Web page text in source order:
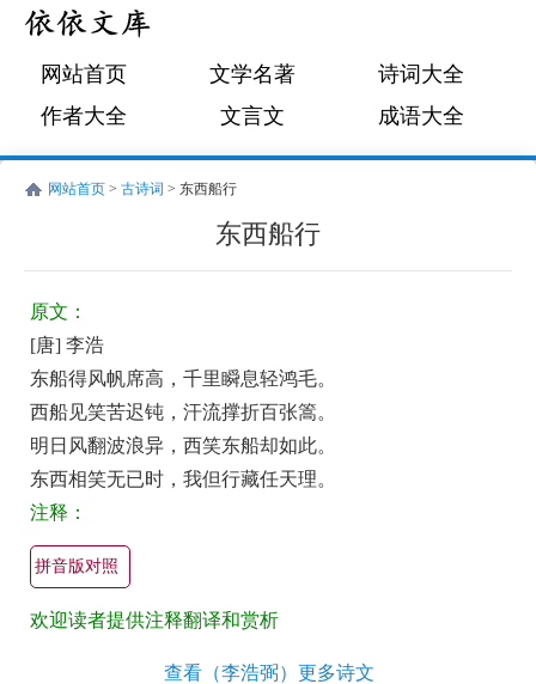
网站首页 文学名著
诗词大全
作者大全
文言文 成语大全
网站首页 > 古诗词 > 东西船行
东西船行
唐
李
浩
古
诗
词:
东
西
船
行
原
文
翻
译
原文：
[唐] 李浩
东船得风帆席高，千里瞬息轻鸿毛。
西船见笑苦迟钝，汗流撑折百张篙。
明日风翻波浪异，西笑东船却如此。
东西相笑无已时，我但行藏任天理。
注释：
拼音版对照
欢迎读者提供注释翻译和赏析
查看（李浩弼）更多诗文